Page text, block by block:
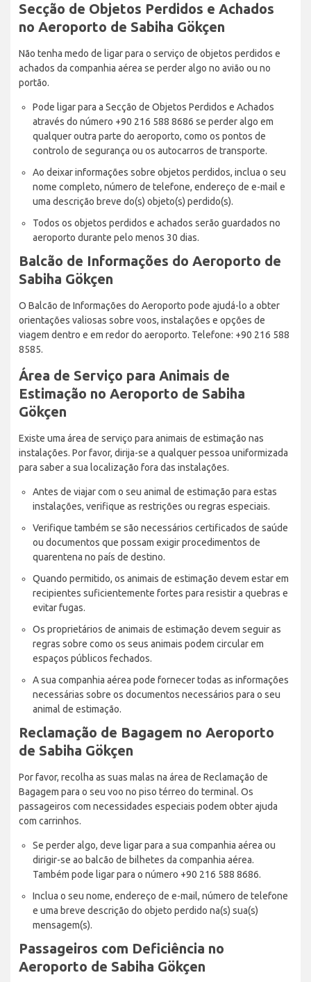
Secção de Objetos Perdidos e Achados
no Aeroporto de Sabiha Gökçen
Não tenha medo de ligar para o serviço de objetos perdidos e
achados da companhia aérea se perder algo no avião ou no
portão.
Pode ligar para a Secção de Objetos Perdidos e Achados
através do número +90 216 588 8686 se perder algo em
qualquer outra parte do aeroporto, como os pontos de
controlo de segurança ou os autocarros de transporte.
Ao deixar informações sobre objetos perdidos, inclua o seu
nome completo, número de telefone, endereço de e-mail e
uma descrição breve do(s) objeto(s) perdido(s).
Todos os objetos perdidos e achados serão guardados no
aeroporto durante pelo menos 30 dias.
Balcão de Informações do Aeroporto de
Sabiha Gökçen
O Balcão de Informações do Aeroporto pode ajudá-lo a obter
orientações valiosas sobre voos, instalações e opções de
viagem dentro e em redor do aeroporto. Telefone: +90 216 588
8585.
Área de Serviço para Animais de
Estimação no Aeroporto de Sabiha
Gökçen
Existe uma área de serviço para animais de estimação nas
instalações. Por favor, dirija-se a qualquer pessoa uniformizada
para saber a sua localização fora das instalações.
Antes de viajar com o seu animal de estimação para estas
instalações, verifique as restrições ou regras especiais.
Verifique também se são necessários certificados de saúde
ou documentos que possam exigir procedimentos de
quarentena no país de destino.
Quando permitido, os animais de estimação devem estar em
recipientes suficientemente fortes para resistir a quebras e
evitar fugas.
Os proprietários de animais de estimação devem seguir as
regras sobre como os seus animais podem circular em
espaços públicos fechados.
A sua companhia aérea pode fornecer todas as informações
necessárias sobre os documentos necessários para o seu
animal de estimação.
Reclamação de Bagagem no Aeroporto
de Sabiha Gökçen
Por favor, recolha as suas malas na área de Reclamação de
Bagagem para o seu voo no piso térreo do terminal. Os
passageiros com necessidades especiais podem obter ajuda
com carrinhos.
Se perder algo, deve ligar para a sua companhia aérea ou
dirigir-se ao balcão de bilhetes da companhia aérea.
Também pode ligar para o número +90 216 588 8686.
Inclua o seu nome, endereço de e-mail, número de telefone
e uma breve descrição do objeto perdido na(s) sua(s)
mensagem(s).
Passageiros com Deficiência no
Aeroporto de Sabiha Gökçen